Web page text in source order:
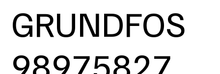
GRUNDFOS
98975827